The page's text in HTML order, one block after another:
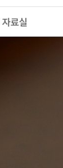
자료실